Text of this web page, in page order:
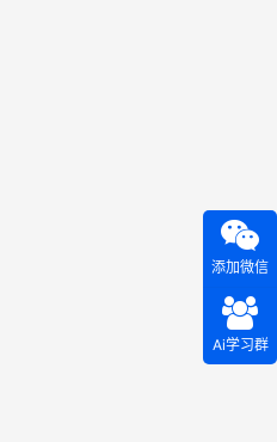
添加微信
Ai学习群